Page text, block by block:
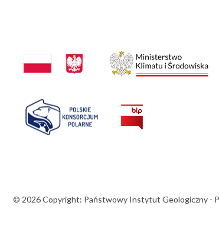
© 2026 Copyright: Państwowy Instytut Geologiczny -